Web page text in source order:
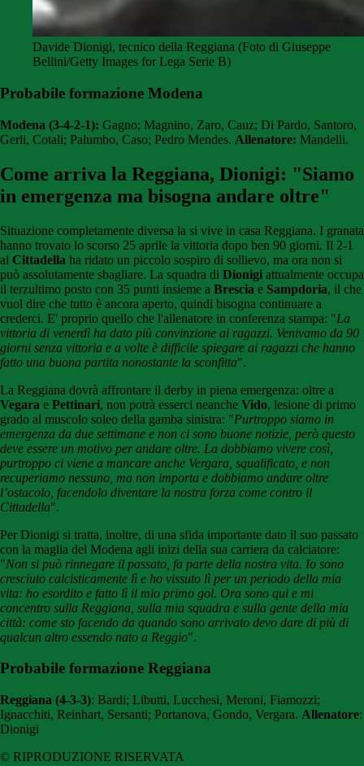
Davide Dionigi, tecnico della Reggiana (Foto di Giuseppe
Bellini/Getty Images for Lega Serie B)
Probabile formazione Modena
Modena (3-4-2-1): Gagno; Magnino, Zaro, Cauz; Di Pardo, Santoro,
Gerli, Cotali; Palumbo, Caso; Pedro Mendes. Allenatore: Mandelli.
Come arriva la Reggiana, Dionigi: "Siamo
in emergenza ma bisogna andare oltre"
Situazione completamente diversa la si vive in casa Reggiana. I granata
hanno trovato lo scorso 25 aprile la vittoria dopo ben 90 giorni. Il 2-1
al Cittadella ha ridato un piccolo sospiro di sollievo, ma ora non si
può assolutamente sbagliare. La squadra di Dionigi attualmente occupa
il terzultimo posto con 35 punti insieme a Brescia e Sampdoria, il che
vuol dire che tutto è ancora aperto, quindi bisogna continuare a
crederci. E' proprio quello che l'allenatore in conferenza stampa: "La
vittoria di venerdì ha dato più convinzione ai ragazzi. Venivamo da 90
giorni senza vittoria e a volte è difficile spiegare ai ragazzi che hanno
fatto una buona partita nonostante la sconfitta".
La Reggiana dovrà affrontare il derby in piena emergenza: oltre a
Vegara e Pettinari, non potrà esserci neanche Vido, lesione di primo
grado al muscolo soleo della gamba sinistra: "Purtroppo siamo in
emergenza da due settimane e non ci sono buone notizie, però questo
deve essere un motivo per andare oltre. La dobbiamo vivere così,
purtroppo ci viene a mancare anche Vergara, squalificato, e non
recuperiamo nessuno, ma non importa e dobbiamo andare oltre
l’ostacolo, facendolo diventare la nostra forza come contro il
Cittadella".
Per Dionigi si tratta, inoltre, di una sfida importante dato il suo passato
con la maglia del Modena agli inizi della sua carriera da calciatore:
"Non si può rinnegare il passato, fa parte della nostra vita. Io sono
cresciuto calcisticamente lì e ho vissuto lì per un periodo della mia
vita: ho esordito e fatto lì il mio primo gol. Ora sono qui e mi
concentro sulla Reggiana, sulla mia squadra e sulla gente della mia
città: come sto facendo da quando sono arrivato devo dare di più di
qualcun altro essendo nato a Reggio".
Probabile formazione Reggiana
Reggiana (4-3-3): Bardi; Libutti, Lucchesi, Meroni, Fiamozzi;
Ignacchiti, Reinhart, Sersanti; Portanova, Gondo, Vergara. Allenatore:
Dionigi
© RIPRODUZIONE RISERVATA